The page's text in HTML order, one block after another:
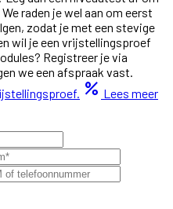
raden je wel aan om eerst
zodat je met een stevige
wil je een vrijstellingsproef
Registreer je via
we een afspraak vast.
percent Lees meer